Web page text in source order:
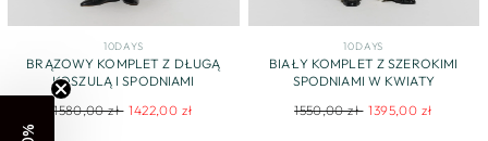
10DAYS
BRĄZOWY KOMPLET Z DŁUGĄ
KOSZULĄ I SPODNIAMI
Regular
1580,00 zł Sale
1422,00 zł
10DAYS
BIAŁY KOMPLET Z SZEROKIMI
SPODNIAMI W KWIATY
Regular
1550,00 zł Sale
1395,00 zł